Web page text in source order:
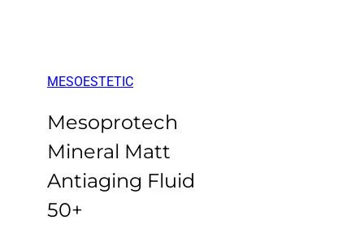
MESOESTETIC
Mesoprotech
Mineral Matt
Antiaging Fluid
50+